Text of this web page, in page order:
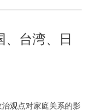
、台湾、日
观点对家庭关系的影